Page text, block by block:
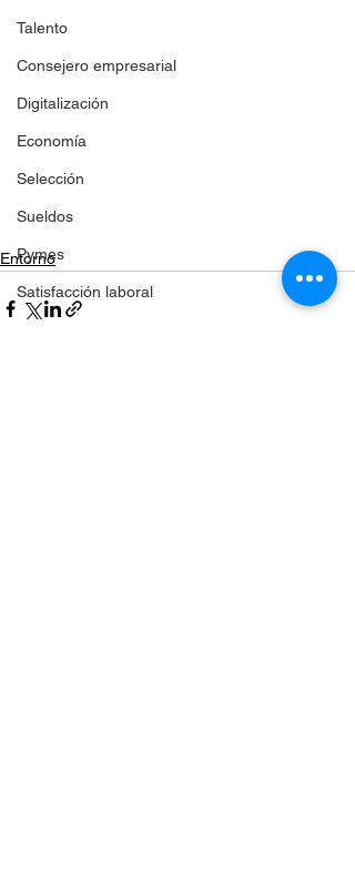
Talento
Consejero empresarial
Digitalización
Economía
Selección
Sueldos
Pymes
Satisfacción laboral
Entorno